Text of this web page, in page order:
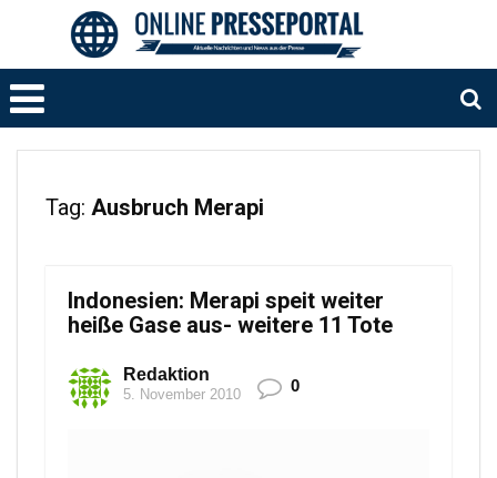
Tag: Ausbruch Merapi
Indonesien: Merapi speit weiter
heiße Gase aus- weitere 11 Tote
Redaktion
5. November 2010 0